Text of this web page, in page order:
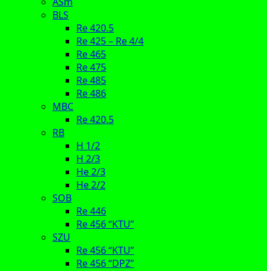
BLS
Re 420.5
Re 425 – Re 4/4
Re 465
Re 475
Re 485
Re 486
MBC
Re 420.5
RB
H 1/2
H 2/3
He 2/3
He 2/2
SOB
Re 446
Re 456 “KTU”
SZU
Re 456 “KTU”
Re 456 “DPZ”